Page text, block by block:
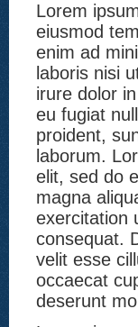
Lorem
eiusmod
enim ad
laboris nisi
irure dolor
eu fugiat
proident,
laborum.
elit, sed do
magna
exercitation
consequat.
velit esse
occaecat
deserunt